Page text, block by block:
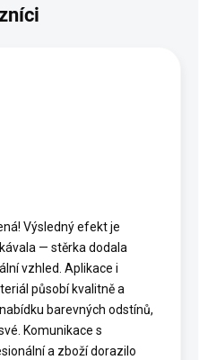
Výsledný efekt je
— stěrka dodala
vzhled. Aplikace i
působí kvalitně a
barevných odstínů,
Komunikace s
a zboží dorazilo